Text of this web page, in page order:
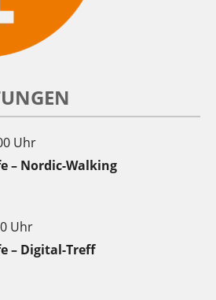
Uhr
– Nordic-Walking
Uhr
– Digital-Treff